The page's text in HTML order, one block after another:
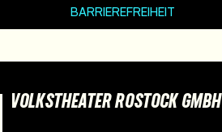
BARRIEREFREIHEIT
VOLKSTHEATER ROSTOCK GMBH